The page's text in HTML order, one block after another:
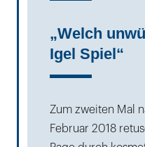
„Welch
Igel Spiel“
Zum zweiten Mal
Februar 2018